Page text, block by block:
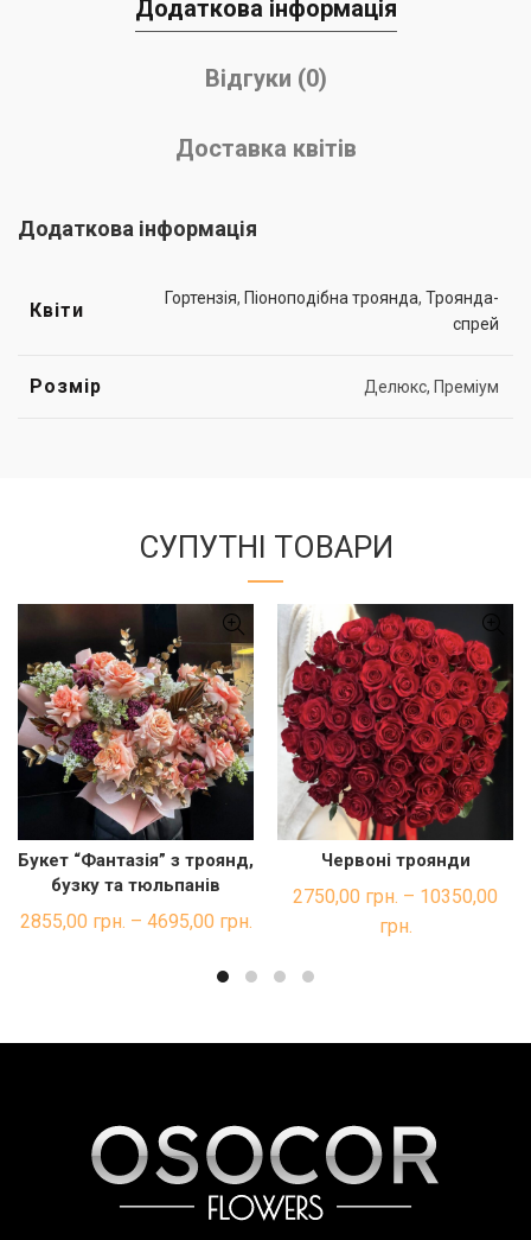
Додаткова інформація
Відгуки (0)
Доставка квітів
Додаткова інформація
Квіти
Гортензія, Піоноподібна троянда, Троянда-
спрей
Розмір Делюкс, Преміум
СУПУТНІ ТОВАРИ
ШВИДКА ПОКУПКА
Букет “Фантазія” з троянд,
бузку та тюльпанів
2855,00 грн. – 4695,00 грн.
ШВИДКА ПОКУПКА
Червоні троянди
2750,00 грн. – 10350,00
грн.